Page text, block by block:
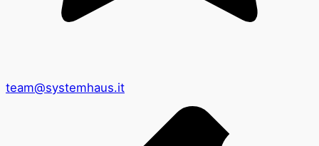
team@systemhaus.it